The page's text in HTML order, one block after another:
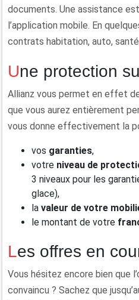
documents. Une assistance
l’application mobile. En
contrats habitation, auto,
Une protection
Allianz vous permet en effet
que vous aurez entièrement
vous donne effectivement la
vos garanties,
votre niveau de
3 niveaux pour les
glace),
la valeur de votre
le montant de votre
Les offres en
Vous hésitez encore bien que
convaincu ? Sachez que